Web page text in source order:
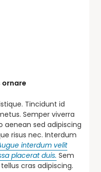
ornare
Tincidunt id
Semper viverra
aenean sed adipiscing
risus nec. Interdum
interdum velit
placerat duis. Sem
cras adipiscing.